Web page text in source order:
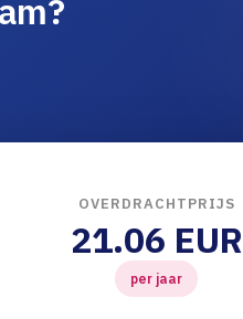
OVERDRACHTPRIJS
21.06 EUR
per jaar